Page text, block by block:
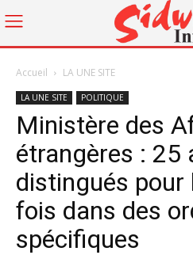
Accueil LA UNE SITE
LA UNE SITE POLITIQUE
Ministère des
étrangères : 25
distingués pour
fois dans des
spécifiques